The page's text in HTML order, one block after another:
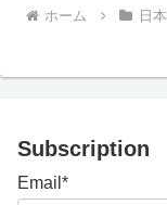
ホーム 日
Subscription
Email*